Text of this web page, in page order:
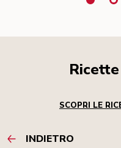
SCOPRI LE
INDIETRO